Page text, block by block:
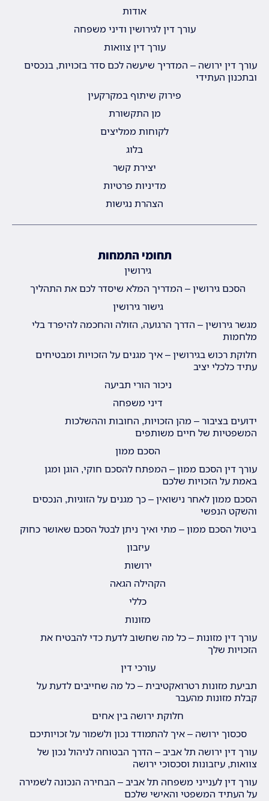
אודות
עורך דין לגירושין ודיני משפחה
עורך דין צוואות
עורך דין ירושה – המדריך שיעשה לכם סדר בזכויות, בנכסים
ובתכנון העתידי
פירוק שיתוף במקרקעין
מן התקשורת
לקוחות ממליצים
בלוג
יצירת קשר
מדיניות פרטיות
הצהרת נגישות
תחומי התמחות
גירושין
הסכם גירושין – המדריך המלא שיסדר לכם את התהליך
גישור גירושין
מגשר גירושין – הדרך הרגועה, הזולה והחכמה להיפרד בלי
מלחמות
חלוקת רכוש בגירושין – איך מגנים על הזכויות ומבטיחים
עתיד כלכלי יציב
ניכור הורי תביעה
דיני משפחה
ידועים בציבור – מהן הזכויות, החובות וההשלכות
המשפטיות של חיים משותפים
הסכם ממון
עורך דין הסכם ממון – המפתח להסכם חוקי, הוגן ומגן
באמת על הזכויות שלכם
הסכם ממון לאחר נישואין – כך מגנים על הזוגיות, הנכסים
והשקט הנפשי
ביטול הסכם ממון – מתי ואיך ניתן לבטל הסכם שאושר כחוק
עיזבון
ירושות
הקהילה הגאה
כללי
מזונות
עורך דין מזונות – כל מה שחשוב לדעת כדי להבטיח את
הזכויות שלך
עורכי דין
תביעת מזונות רטרואקטיבית – כל מה שחייבים לדעת על
קבלת מזונות מהעבר
חלוקת ירושה בין אחים
סכסוך ירושה – איך להתמודד נכון ולשמור על זכויותיכם
עורך דין ירושה תל אביב – הדרך הבטוחה לניהול נכון של
צוואות, עיזבונות וסכסוכי ירושה
עורך דין לענייני משפחה תל אביב – הבחירה הנכונה לשמירה
על העתיד המשפטי והאישי שלכם